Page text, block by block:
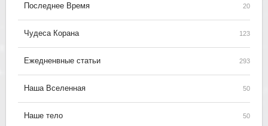
Последнее Время 20
Чудеса Корана 123
Ежедненвные статьи 293
Наша Вселенная 50
Наше тело 50